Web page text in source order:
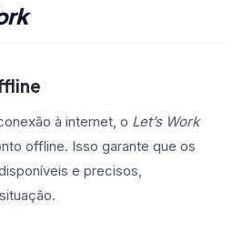
à internet, o Let’s Work
offline. Isso garante que os
e precisos,